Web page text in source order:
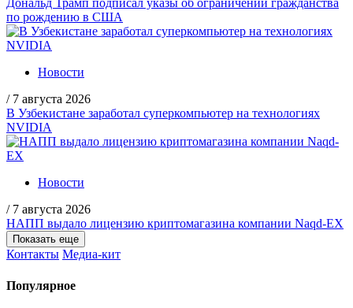
Дональд Трамп подписал указы об ограничении гражданства
по рождению в США
Новости
/ 7 августа 2026
В Узбекистане заработал суперкомпьютер на технологиях
NVIDIA
Новости
/ 7 августа 2026
НАПП выдало лицензию криптомагазина компании Naqd-EX
Показать еще
Контакты Медиа-кит
Популярное